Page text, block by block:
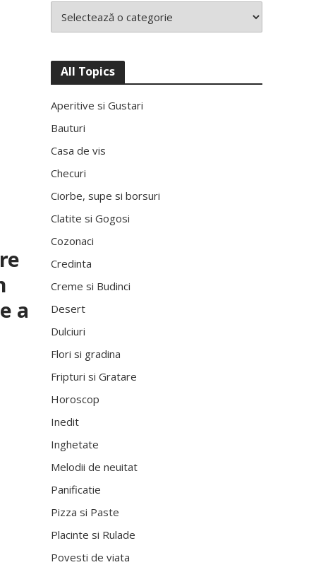
a
All Topics
Aperitive si Gustari
Bauturi
Casa de vis
Checuri
Ciorbe, supe si borsuri
Clatite si Gogosi
Cozonaci
Credinta
Creme si Budinci
Desert
Dulciuri
Flori si gradina
Fripturi si Gratare
Horoscop
Inedit
Inghetate
Melodii de neuitat
Panificatie
Pizza si Paste
Placinte si Rulade
Povesti de viata